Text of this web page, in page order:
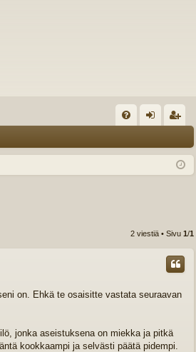
K au ist
2 viestiä • Sivu 1/1
on. Ehkä te osaisitte vastata seuraavan
jonka aseistuksena on miekka ja pitkä
kookkaampi ja selvästi päätä pidempi.